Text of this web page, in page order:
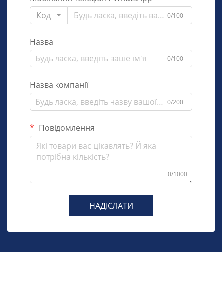
Код
0/100
Назва
0/100
Назва компанії
0/200
Повідомлення
0/1000
НАДІСЛАТИ